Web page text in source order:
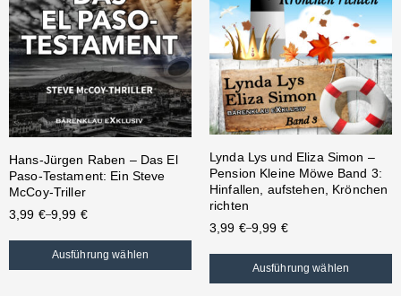
Hans-Jürgen Raben – Das El
Paso-Testament: Ein Steve
McCoy-Triller
3,99 €–9,99 €
Ausführung wählen
Lynda Lys und Eliza Simon –
Pension Kleine Möwe Band 3:
Hinfallen, aufstehen, Krönchen
richten
3,99 €–9,99 €
Ausführung wählen